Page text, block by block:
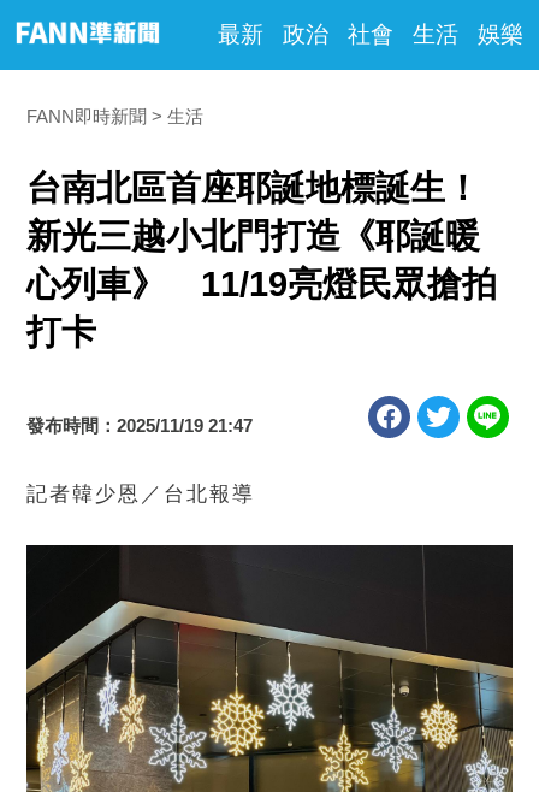
最新 政治 社會 生活 娛樂
FANN即時新聞 生活
台南北區首座耶誕地標誕生！
新光三越小北門打造《耶誕暖
心列車》 11/19亮燈民眾搶拍
打卡
發布時間：2025/11/19 21:47
記者韓少恩／台北報導